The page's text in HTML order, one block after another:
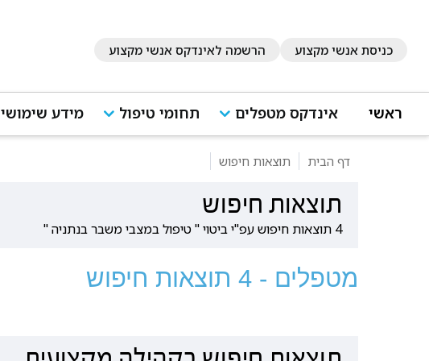
כניסת אנשי מקצוע הרשמה לאינדקס אנשי מקצוע
ראשי אינדקס מטפלים תחומי טיפול מידע שימושי
דף הבית תוצאות חיפוש
תוצאות חיפוש
4 תוצאות חיפוש עפ"י ביטוי " טיפול במצבי משבר בנתניה "
מטפלים - 4 תוצאות חיפוש